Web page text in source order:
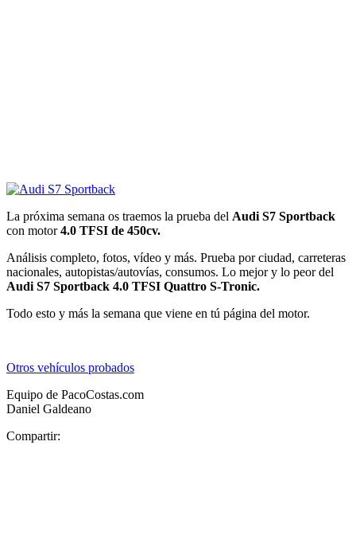
La próxima semana os traemos la prueba del Audi S7 Sportback
con motor4.0 TFSI de 450cv.
Análisis completo, fotos, vídeo y más. Prueba por ciudad, carreteras
nacionales, autopistas/autovías, consumos. Lo mejor y lo peor del
Audi S7 Sportback 4.0 TFSI Quattro S-Tronic.
Todo esto y más la semana que viene en tú página del motor.
Otros vehículos probados
Equipo de PacoCostas.com
Daniel Galdeano
Compartir: